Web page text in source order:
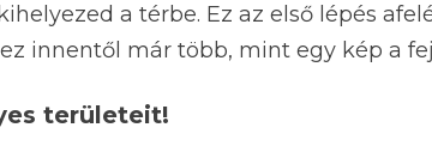
a térbe. Ez az első lépés
innentől már több, mint egy kép a
területeit!